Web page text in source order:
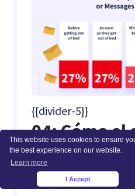
This website uses cookies to ensure
the best experience on our website.
Learn more
I Accept
{{divider-5}}
04: Cómo el
la
bienestar